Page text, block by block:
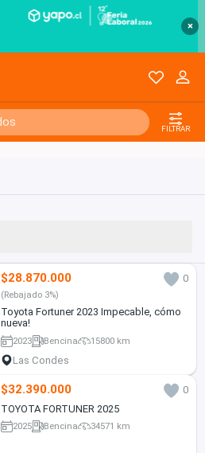
×
FILTRAR
$28.870.000 0
(Rebajado 3%)
Toyota Fortuner 2023 Impecable, cómo
nueva!
2023 Bencina 15800 km
Las Condes
$32.390.000
0
TOYOTA FORTUNER 2025
2025 Bencina 34571 km